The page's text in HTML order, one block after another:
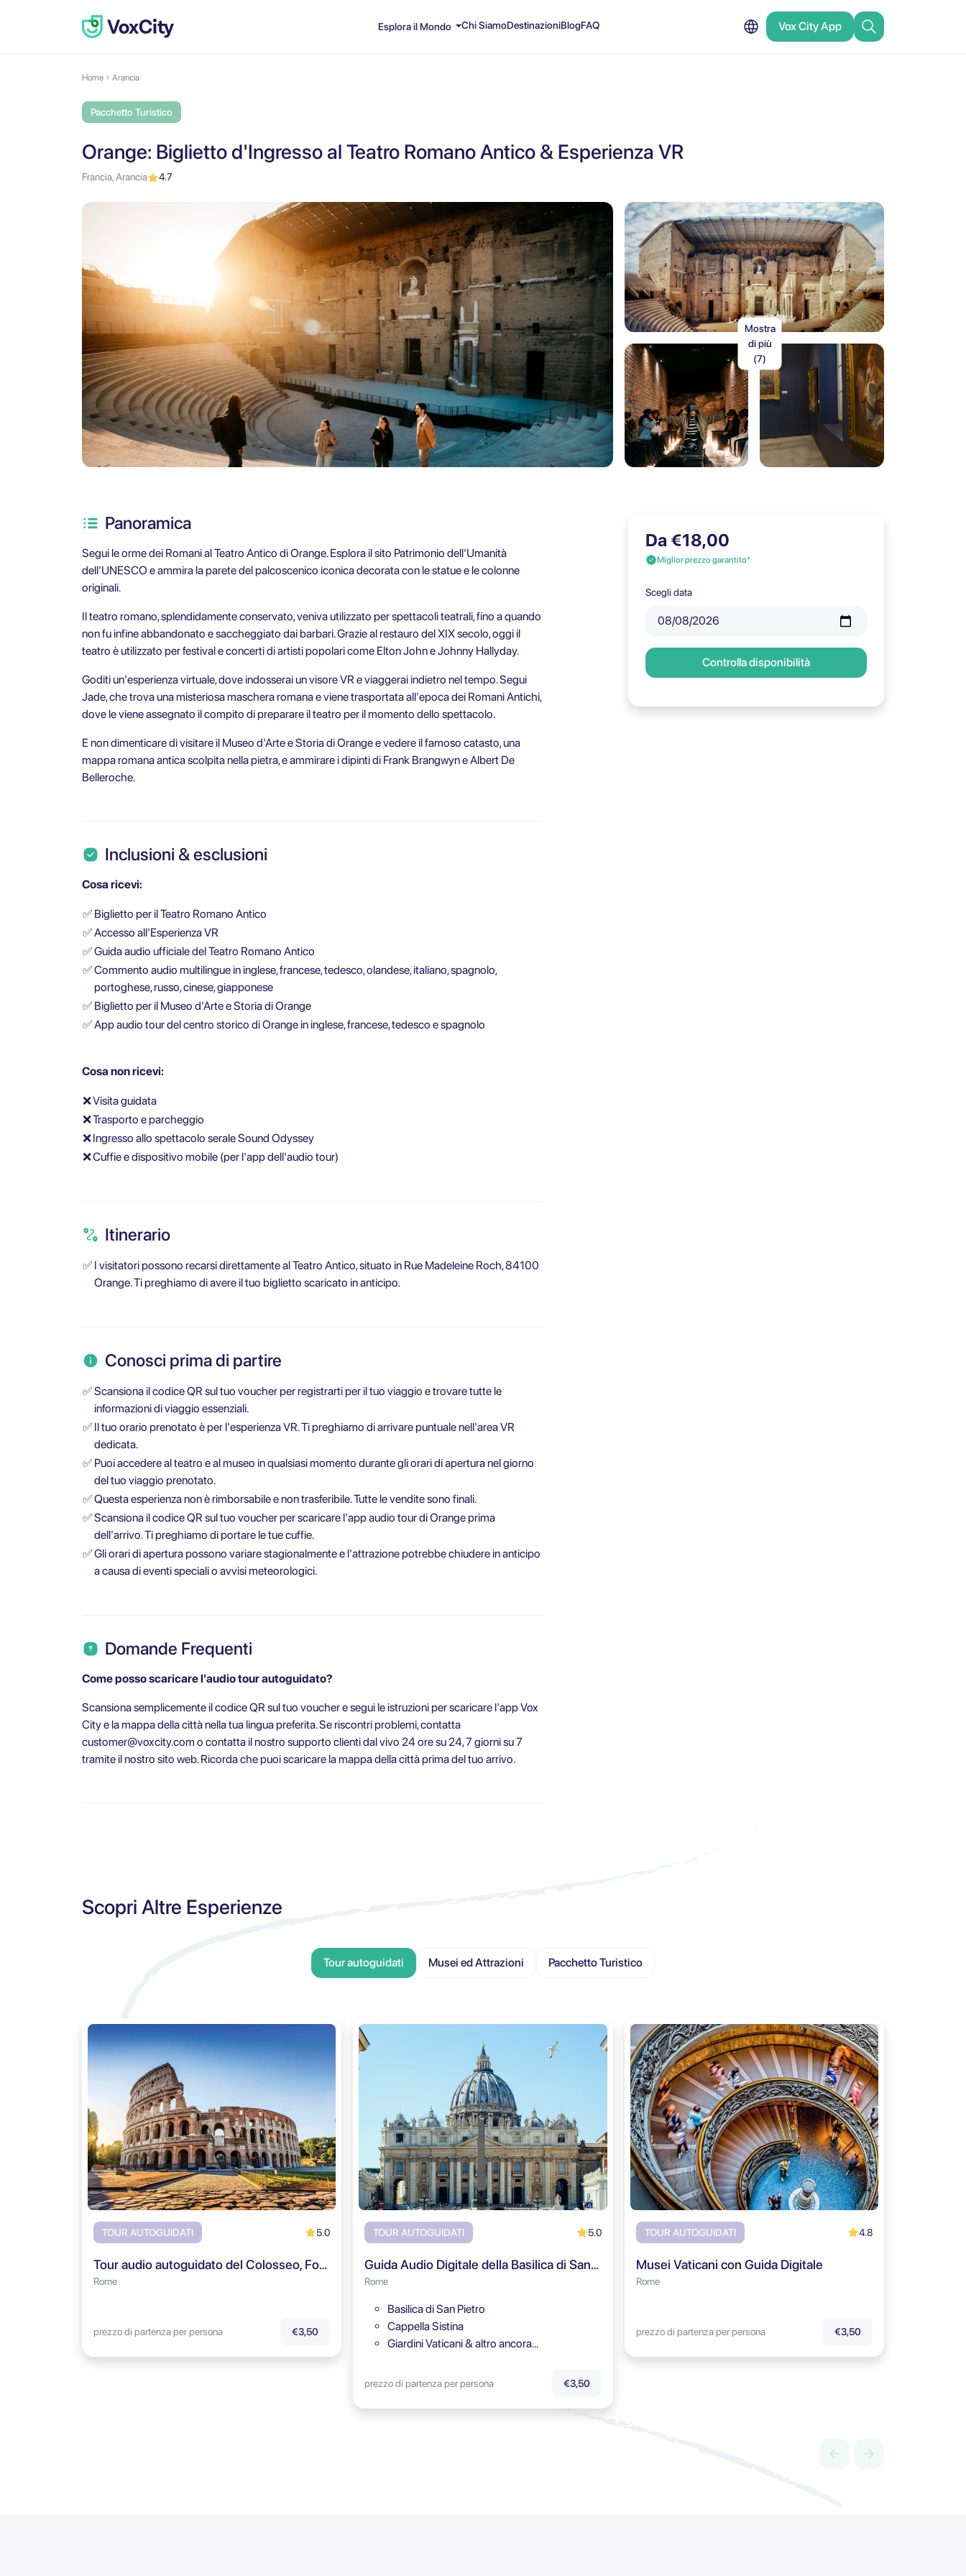
Esplora il Mondo Chi SiamoDestinazioniBlogFAQ Vox City App
Home Arancia
Pacchetto Turistico
Orange: Biglietto d'Ingresso al Teatro Romano Antico & Esperienza VR
Francia, Arancia 4.7
Mostra
di più
(7)
Da €18,00
Miglior prezzo garantito*
Scegli data
Controlla disponibilità
Panoramica
Segui le orme dei Romani al Teatro Antico di Orange. Esplora il sito Patrimonio dell'Umanità
dell'UNESCO e ammira la parete del palcoscenico iconica decorata con le statue e le colonne
originali.
Il teatro romano, splendidamente conservato, veniva utilizzato per spettacoli teatrali, fino a quando
non fu infine abbandonato e saccheggiato dai barbari. Grazie al restauro del XIX secolo, oggi il
teatro è utilizzato per festival e concerti di artisti popolari come Elton John e Johnny Hallyday.
Goditi un'esperienza virtuale, dove indosserai un visore VR e viaggerai indietro nel tempo. Segui
Jade, che trova una misteriosa maschera romana e viene trasportata all'epoca dei Romani Antichi,
dove le viene assegnato il compito di preparare il teatro per il momento dello spettacolo.
E non dimenticare di visitare il Museo d'Arte e Storia di Orange e vedere il famoso catasto, una
mappa romana antica scolpita nella pietra, e ammirare i dipinti di Frank Brangwyn e Albert De
Belleroche.
Inclusioni & esclusioni
Cosa ricevi:
✅ Biglietto per il Teatro Romano Antico
✅Accesso all'Esperienza VR
✅Guida audio ufficiale del Teatro Romano Antico
✅Commento audio multilingue in inglese, francese, tedesco, olandese, italiano, spagnolo,
portoghese, russo, cinese, giapponese
✅ Biglietto per il Museo d'Arte e Storia di Orange
✅App audio tour del centro storico di Orange in inglese, francese, tedesco e spagnolo
Cosa non ricevi:
❌Visita guidata
❌Trasporto e parcheggio
❌Ingresso allo spettacolo serale Sound Odyssey
❌Cuffie e dispositivo mobile (per l'app dell'audio tour)
Itinerario
✅ I visitatori possono recarsi direttamente al Teatro Antico, situato in Rue Madeleine Roch, 84100
Orange. Ti preghiamo di avere il tuo biglietto scaricato in anticipo.
Conosci prima di partire
✅Scansiona il codice QR sul tuo voucher per registrarti per il tuo viaggio e trovare tutte le
informazioni di viaggio essenziali.
✅ Il tuo orario prenotato è per l'esperienza VR. Ti preghiamo di arrivare puntuale nell'area VR
dedicata.
✅ Puoi accedere al teatro e al museo in qualsiasi momento durante gli orari di apertura nel giorno
del tuo viaggio prenotato.
✅Questa esperienza non è rimborsabile e non trasferibile. Tutte le vendite sono finali.
✅Scansiona il codice QR sul tuo voucher per scaricare l'app audio tour di Orange prima
dell'arrivo. Ti preghiamo di portare le tue cuffie.
✅Gli orari di apertura possono variare stagionalmente e l'attrazione potrebbe chiudere in anticipo
a causa di eventi speciali o avvisi meteorologici.
Domande Frequenti
Come posso scaricare l'audio tour autoguidato?
Scansiona semplicemente il codice QR sul tuo voucher e segui le istruzioni per scaricare l'app Vox
City e la mappa della città nella tua lingua preferita. Se riscontri problemi, contatta
customer@voxcity.com o contatta il nostro supporto clienti dal vivo 24 ore su 24, 7 giorni su 7
tramite il nostro sito web. Ricorda che puoi scaricare la mappa della città prima del tuo arrivo.
Scopri Altre Esperienze
Tour autoguidati Musei ed Attrazioni Pacchetto Turistico
TOUR AUTOGUIDATI 5.0
Tour audio autoguidato del Colosseo, Foro Romano & Colle Palatino
Rome
prezzo di partenza per persona €3,50
TOUR AUTOGUIDATI 5.0
Guida Audio Digitale della Basilica di San Pietro
Rome
Basilica di San Pietro
Cappella Sistina
Giardini Vaticani & altro ancora…
prezzo di partenza per persona €3,50
TOUR AUTOGUIDATI 4.8
Musei Vaticani con Guida Digitale
Rome
prezzo di partenza per persona €3,50